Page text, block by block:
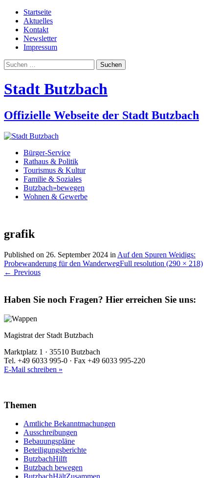
Startseite
Aktuelles
Kontakt
Newsletter
Impressum
Suchen
nach:
Stadt Butzbach
Offizielle Webseite der Stadt Butzbach
Bürger-Service
Rathaus & Politik
Tourismus & Kultur
Familie & Soziales
Butzbach»bewegen
Wohnen & Gewerbe
grafik
Published on 26. September 2024 in Auf den Spuren Weidigs:
Probewanderung für den WanderwegFull resolution (290 × 218)
← Previous
Haben Sie noch Fragen? Hier erreichen Sie uns:
Magistrat der Stadt Butzbach
Marktplatz 1 · 35510 Butzbach
Tel. +49 6033 995-0 · Fax +49 6033 995-220
E-Mail schreiben »
Themen
Amtliche Bekanntmachungen
Ausschreibungen
Bebauungspläne
Beteiligungsberichte
ButzbachHilft
Butzbach bewegen